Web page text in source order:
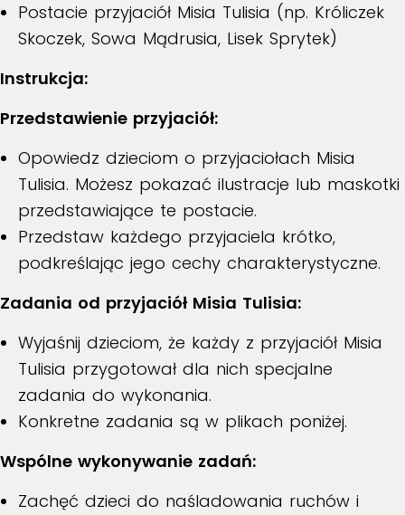
Postacie przyjaciół Misia Tulisia (np. Króliczek
Skoczek, Sowa Mądrusia, Lisek Sprytek)
Instrukcja:
Przedstawienie przyjaciół:
Opowiedz dzieciom o przyjaciołach Misia
Tulisia. Możesz pokazać ilustracje lub maskotki
przedstawiające te postacie.
Przedstaw każdego przyjaciela krótko,
podkreślając jego cechy charakterystyczne.
Zadania od przyjaciół Misia Tulisia:
Wyjaśnij dzieciom, że każdy z przyjaciół Misia
Tulisia przygotował dla nich specjalne
zadania do wykonania.
Konkretne zadania są w plikach poniżej.
Wspólne wykonywanie zadań:
Zachęć dzieci do naśladowania ruchów i